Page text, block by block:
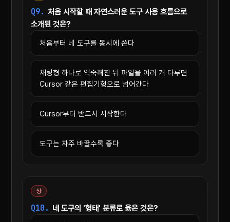
Q9. 처음 시작할 때 자연스러운 도구 사용 흐름으로
소개된 것은?
처음부터 네 도구를 동시에 쓴다
채팅형 하나로 익숙해진 뒤 파일을 여러 개 다루면
Cursor 같은 편집기형으로 넘어간다
Cursor부터 반드시 시작한다
도구는 자주 바꿀수록 좋다
상
Q10. 네 도구의 '형태' 분류로 옳은 것은?